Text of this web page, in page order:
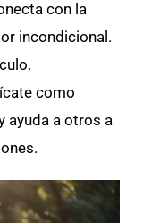
con la
incondicional.
como
ayuda a otros a